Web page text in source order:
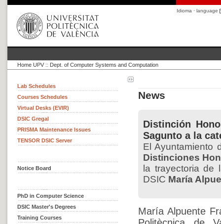
Idioma · language
Home UPV :: Dept. of Computer Systems and Computation
Lab Schedules
Courses Schedules
Virtual Desks (EVIR)
DSIC Gregal
PRISMA Maintenance Issues
TENSOR DSIC Server
Notice Board
PhD in Computer Science
DSIC Master's Degrees
Training Courses
News
Distinción
Sagunto a la
El Ayuntamiento
Distinciones
la trayectoria
DSIC María
María Alpuente